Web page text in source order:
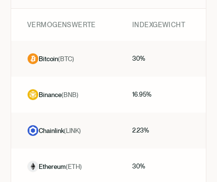
VERMÖGENSWERTE INDEXGEWICHT
Bitcoin(BTC) 30%
Binance(BNB) 16.95%
Chainlink(LINK) 2.23%
Ethereum(ETH) 30%